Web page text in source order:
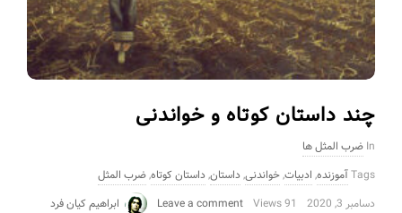
چند داستان کوتاه و خواندنی
In ضرب المثل ها
Tagsآموزنده, ادبیات,خواندنی,داستان,داستان کوتاه,ضرب المثل
دسامبر 3, 2020
91 Views
Leave a comment ابراهیم کیان فرد